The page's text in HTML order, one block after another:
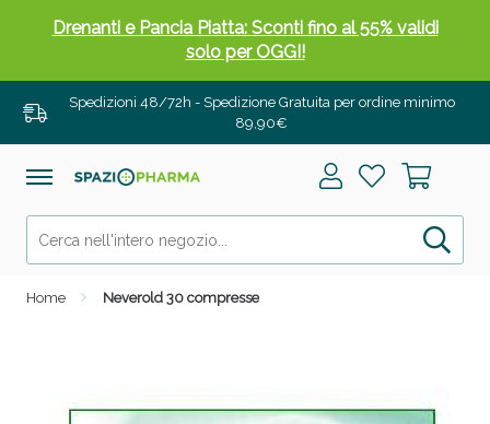
Spedizioni 48/72h - Spedizione Gratuita per ordine minimo
89,90€
Home Neverold 30 compresse
Drenanti e Pancia Piatta: Sconti fino al 55% validi
solo per OGGI!
Salini e Multivitaminici: oggi Sconto extra fino al